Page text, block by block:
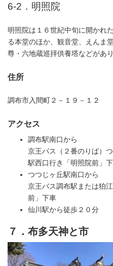
6-2．明照院
明照院は１６世紀中旬に開かれ
る本堂のほか、観音堂、えんま
尊・六地蔵巡拝供養塔などがあり
住所
調布市入間町２－１９－１２
アクセス
調布駅南口から
京王バス（２番のりば）
駅西口行き「明照院前」
つつじヶ丘駅南口から
京王バス調布駅または狛
前」下車
仙川駅から徒歩２０分
７．布多天神と市